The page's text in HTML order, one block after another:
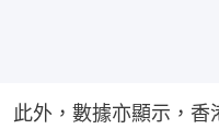
此外，數據亦顯示，香